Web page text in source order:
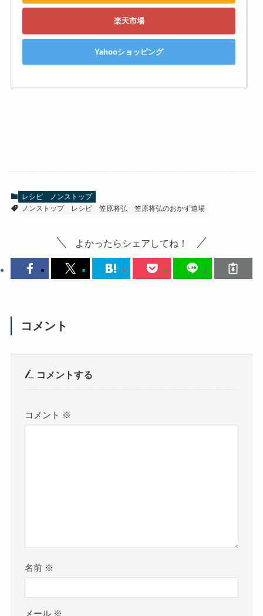
楽天市場
Yahooショッピング
レシピ
ノンストップ
ノンストップ
レシピ 笠原将弘 笠原将弘のおかず道場
よかったらシェアしてね！
コメント
コメントする
コメント ※
名前 ※
メール ※